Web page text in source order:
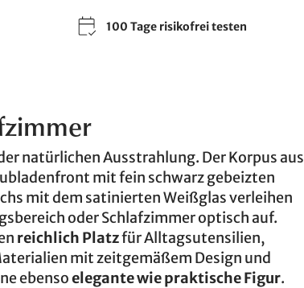
100 Tage risikofrei testen
natürlichen Ausstrahlung. Der Korpus aus
mit fein schwarz gebeizten
mit dem satinierten Weißglas verleihen
oder Schlafzimmer optisch auf.
reichlich Platzfür Alltagsutensilien,
mit zeitgemäßem Design und
ebensoelegante wie praktische Figur.